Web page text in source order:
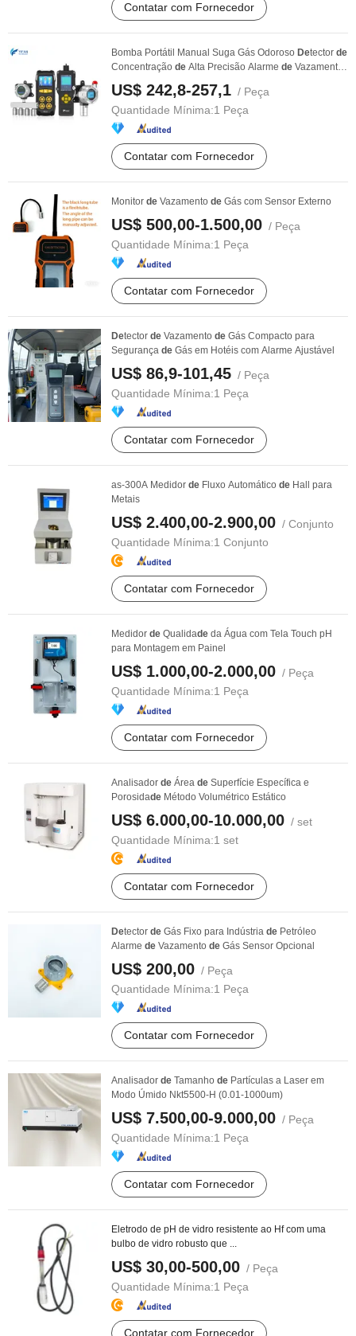
Contatar com Fornecedor
Bomba Portátil Manual Suga Gás Odoroso Detector de
Concentração de Alta Precisão Alarme de Vazamento
US$ 242,8-257,1 / Peça
Quantidade Mínima:1 Peça
Contatar com Fornecedor
Monitor de Vazamento de Gás com Sensor Externo
US$ 500,00-1.500,00 / Peça
Quantidade Mínima:1 Peça
Contatar com Fornecedor
Detector de Vazamento de Gás Compacto para
Segurança de Gás em Hotéis com Alarme Ajustável
US$ 86,9-101,45 / Peça
Quantidade Mínima:1 Peça
Contatar com Fornecedor
as-300A Medidor de Fluxo Automático de Hall para
Metais
US$ 2.400,00-2.900,00 / Conjunto
Quantidade Mínima:1 Conjunto
Contatar com Fornecedor
Medidor de Qualidade da Água com Tela Touch pH
para Montagem em Painel
US$ 1.000,00-2.000,00 / Peça
Quantidade Mínima:1 Peça
Contatar com Fornecedor
Analisador de Área de Superfície Específica e
Porosidade Método Volumétrico Estático
US$ 6.000,00-10.000,00 / set
Quantidade Mínima:1 set
Contatar com Fornecedor
Detector de Gás Fixo para Indústria de Petróleo
Alarme de Vazamento de Gás Sensor Opcional
US$ 200,00 / Peça
Quantidade Mínima:1 Peça
Contatar com Fornecedor
Analisador de Tamanho de Partículas a Laser em
Modo Úmido Nkt5500-H (0.01-1000um)
US$ 7.500,00-9.000,00 / Peça
Quantidade Mínima:1 Peça
Contatar com Fornecedor
Eletrodo de pH de vidro resistente ao Hf com uma
bulbo de vidro robusto que ...
US$ 30,00-500,00 / Peça
Quantidade Mínima:1 Peça
Contatar com Fornecedor